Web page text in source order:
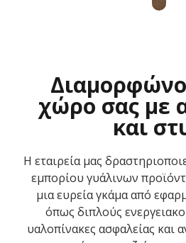
χώρο σας με
και
Η εταιρεία μας
εμπορίου γυάλινων
μια ευρεία γκάμα από
όπως διπλούς
υαλοπίνακες ασφαλείας και